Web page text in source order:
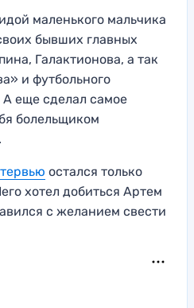
маленького мальчика
бывших главных
Галактионова, а так
и футбольного
А еще сделал самое
болельщиком
остался только
хотел добиться Артем
с желанием свести